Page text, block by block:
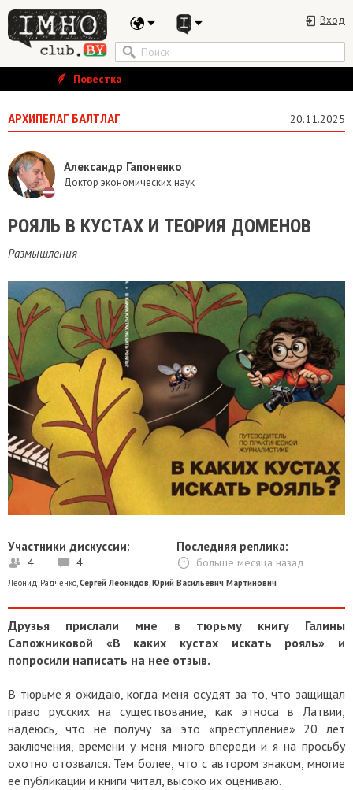
Вход
Повестка
АРХИПЕЛАГ БАЛТЛАГ 20.11.2025
Александр Гапоненко
Доктор экономических наук
​РОЯЛЬ В КУСТАХ И ТЕОРИЯ ДОМЕНОВ
Размышления
Участники дискуссии:
4 4
Последняя реплика:
больше месяца назад
Леонид Радченко,Сергей Леонидов,Юрий Васильевич Мартинович
Друзья прислали мне в тюрьму книгу Галины
Сапожниковой «В каких кустах искать рояль» и
попросили написать на нее отзыв.
В тюрьме я ожидаю, когда меня осудят за то, что защищал
право русских на существование, как этноса в Латвии,
надеюсь, что не получу за это «преступление» 20 лет
заключения, времени у меня много впереди и я на просьбу
охотно отозвался. Тем более, что с автором знаком, многие
ее публикации и книги читал, высоко их оцениваю.